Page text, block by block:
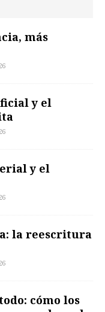
más
y el
y el
la reescritura
cómo los